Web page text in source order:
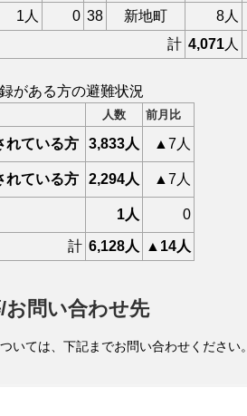
1人 0 38 新地町 8人
計 4,071人
がある方の避難状況
人数 前月比
れている方 3,833人 ▲7人
れている方 2,294人 ▲7人
1人 0
計 6,128人 ▲14人
お問い合わせ先
いては、下記までお問い合わせください。